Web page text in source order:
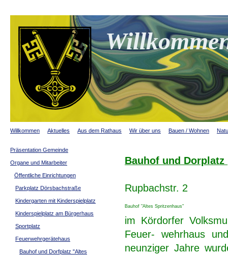
Willkommen Aktuelles Aus dem Rathaus Wir über uns Bauen / Wohnen
Bauhof und
Rupbachstr. 2
Bauhof "Altes Spritzenhaus"
im Kördorfer
Feuer- wehrhaus
neunziger Jahre
Präsentation Gemeinde
Organe und Mitarbeiter
Öffentliche Einrichtungen
Parkplatz Dörsbachstraße
Kindergarten mit Kinderspielplatz
Kinderspielplatz am Bürgerhaus
Sportplatz
Feuerwehrgerätehaus
Bauhof und Dorfplatz "Altes